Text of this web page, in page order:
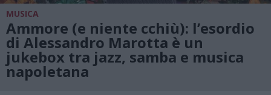
MUSICA
Ammore (e niente cchiù): l’esordio
di Alessandro Marotta è un
jukebox tra jazz, samba e musica
napoletana